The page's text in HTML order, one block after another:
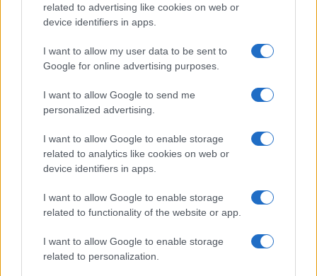
related to advertising like cookies on web or
device identifiers in apps.
I want to allow my user data to be sent to
Google for online advertising purposes.
I want to allow Google to send me
personalized advertising.
I want to allow Google to enable storage
related to analytics like cookies on web or
device identifiers in apps.
I want to allow Google to enable storage
related to functionality of the website or app.
I want to allow Google to enable storage
related to personalization.
I nostri cari
Giovannimaria Cabras
Invia un Comunicato Stampa| Pubblicità Segnala